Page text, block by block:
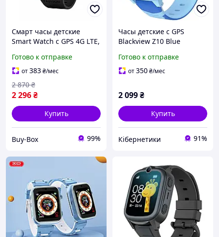
Смарт часы детские
Smart Watch с GPS 4G LTE,
видеозвонком, HD-
камерой, SOS, IPS, 2
корпуса, черные
Готово к отправке
от383₴/мес
2 296₴
2 870 ₴
Купить
Buy-Box 99%
Часы детские с GPS
Blackview Z10 Blue
Готово к отправке
от350₴/мес
2 099₴
Купить
Кібернетики 91%